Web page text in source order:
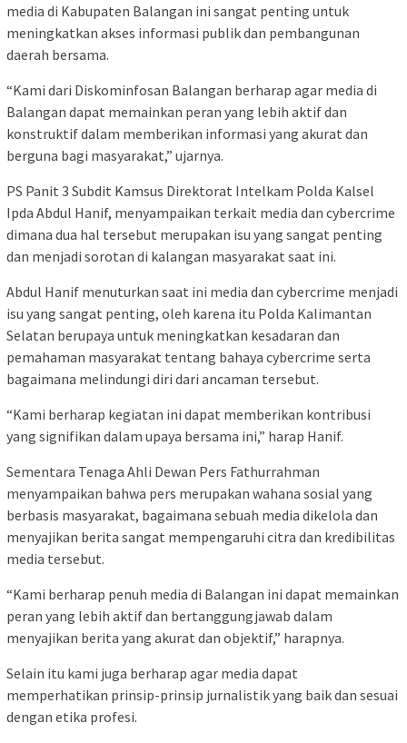
media di Kabupaten Balangan ini sangat penting untuk
meningkatkan akses informasi publik dan pembangunan
daerah bersama.
“Kami dari Diskominfosan Balangan berharap agar media di
Balangan dapat memainkan peran yang lebih aktif dan
konstruktif dalam memberikan informasi yang akurat dan
berguna bagi masyarakat,” ujarnya.
PS Panit 3 Subdit Kamsus Direktorat Intelkam Polda Kalsel
Ipda Abdul Hanif, menyampaikan terkait media dan cybercrime
dimana dua hal tersebut merupakan isu yang sangat penting
dan menjadi sorotan di kalangan masyarakat saat ini.
Abdul Hanif menuturkan saat ini media dan cybercrime menjadi
isu yang sangat penting, oleh karena itu Polda Kalimantan
Selatan berupaya untuk meningkatkan kesadaran dan
pemahaman masyarakat tentang bahaya cybercrime serta
bagaimana melindungi diri dari ancaman tersebut.
“Kami berharap kegiatan ini dapat memberikan kontribusi
yang signifikan dalam upaya bersama ini,” harap Hanif.
Sementara Tenaga Ahli Dewan Pers Fathurrahman
menyampaikan bahwa pers merupakan wahana sosial yang
berbasis masyarakat, bagaimana sebuah media dikelola dan
menyajikan berita sangat mempengaruhi citra dan kredibilitas
media tersebut.
“Kami berharap penuh media di Balangan ini dapat memainkan
peran yang lebih aktif dan bertanggungjawab dalam
menyajikan berita yang akurat dan objektif,” harapnya.
Selain itu kami juga berharap agar media dapat
memperhatikan prinsip-prinsip jurnalistik yang baik dan sesuai
dengan etika profesi.